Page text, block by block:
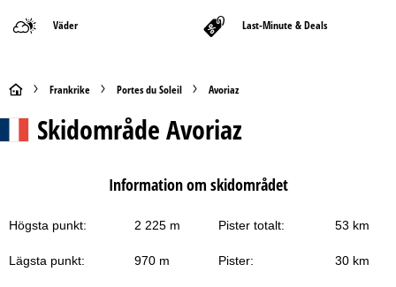
Väder Last-Minute & Deals
S
t
s
Frankrike Portes du Soleil Avoriaz
SkidområdeAvoriaz
Information om skidområdet
Högsta punkt: 2 225 m Pister totalt: 53 km
Lägsta punkt: 970 m Pister: 30 km